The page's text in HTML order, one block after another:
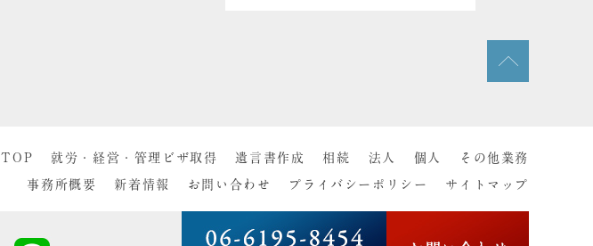
TOP 就労・経営・管理ビザ取得 遺言書作成 相続 法人 個人 その他業務
事務所概要 新着情報 お問い合わせ プライバシーポリシー サイトマップ